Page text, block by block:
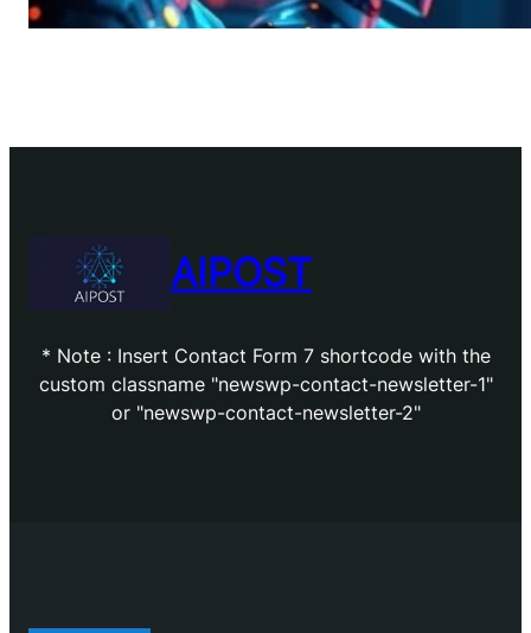
AIPOST
* Note : Insert Contact Form 7 shortcode with the
custom classname "newswp-contact-newsletter-1"
or "newswp-contact-newsletter-2"